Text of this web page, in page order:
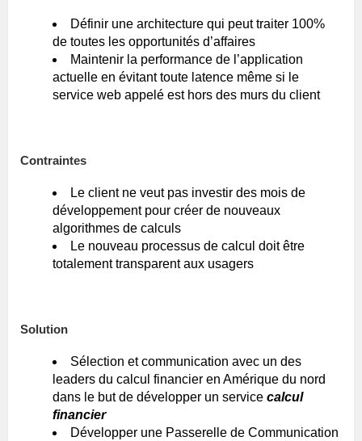
Définir une architecture qui peut traiter 100%
de toutes les opportunités d’affaires
Maintenir la performance de l’application
actuelle en évitant toute latence même si le
service web appelé est hors des murs du client
Contraintes
Le client ne veut pas investir des mois de
développement pour créer de nouveaux
algorithmes de calculs
Le nouveau processus de calcul doit être
totalement transparent aux usagers
Solution
Sélection et communication avec un des
leaders du calcul financier en Amérique du nord
dans le but de développer un service calcul
financier
Développer une Passerelle de Communication